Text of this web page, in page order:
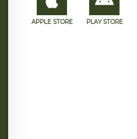
APPLE STORE PLAY STORE